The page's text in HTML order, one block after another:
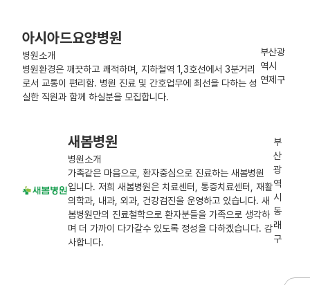
아시아드요양병원
병원소개
병원환경은 깨끗하고 쾌적하며, 지하철역 1,3호선에서 3분거리
로서 교통이 편리함. 병원 진료 및 간호업무에 최선을 다하는 성
실한 직원과 함께 하실분을 모집합니다.
부산광
역시
연제구
새봄병원
병원소개
가족같은 마음으로, 환자중심으로 진료하는 새봄병원
입니다. 저희 새봄병원은 치료센터, 통증치료센터, 재활
의학과, 내과, 외과, 건강검진을 운영하고 있습니다. 새
봄병원만의 진료철학으로 환자분들을 가족으로 생각하
며 더 가까이 다가갈수 있도록 정성을 다하겠습니다. 감
사합니다.
부
산
광
역
시
동
래
구